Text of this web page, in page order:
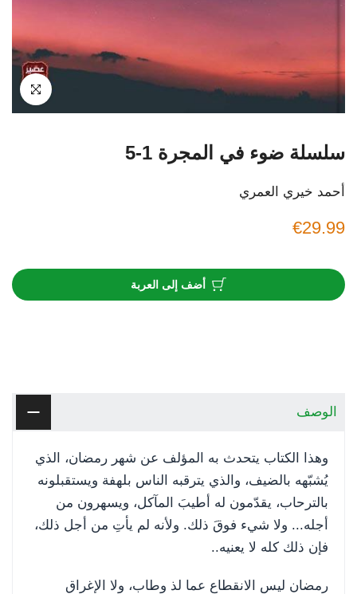
انقر للتكبير
سلسلة ضوء في المجرة 1-5
أحمد خيري العمري
€29.99
أضف إلى العربة
الوصف
وهذا الكتاب يتحدث به المؤلف عن شهر رمضان، الذي
يُشبّهه بالضيف، والذي يترقبه الناس بلهفة ويستقبلونه
بالترحاب، يقدّمون له أطيبَ المآكل، ويسهرون من
جله... ولا شيء فوقَ ذلك. ولأنه لم يأتِ من أجل ذلك،
فإن ذلك كله لا يعنيه..
رمضان ليس الانقطاع عما لذ وطاب، ولا الإغراق